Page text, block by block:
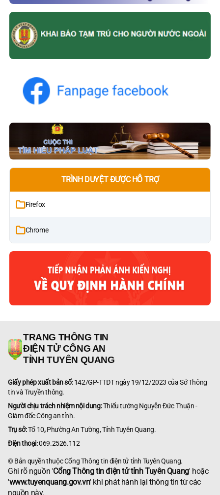
TRÌNH DUYỆT ĐƯỢC HỖ TRỢ
Firefox
Chrome
TRANG THÔNG TIN
ĐIỆN TỬ CÔNG AN
TỈNH TUYÊN QUANG
Giấy phép xuất bản số:142/GP-TTĐT ngày 19/12/2023 của Sở Thông
tin và Truyền thông.
Người chịu trách nhiệm nội dung:Thiếu tướng Nguyễn Đức Thuận -
Giám đốc Công an tỉnh.
Trụ sở:Tổ 10,Phường An Tường, Tỉnh Tuyên Quang.
Điện thoại:069.2526.112
© Bản quyền thuộc Cổng Thông tin điện tử tỉnh Tuyên Quang.
Ghi rõ nguồn 'Cổng Thông tin điện tử tỉnh Tuyên Quang' hoặc
'www.tuyenquang.gov.vn' khi phát hành lại thông tin từ các
nguồn này.